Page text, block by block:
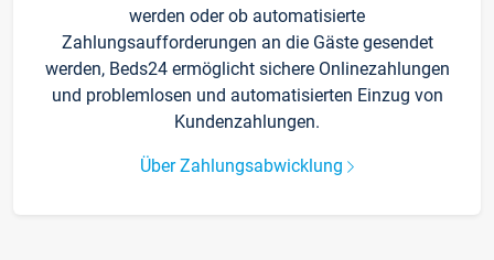
werden oder ob automatisierte
Zahlungsaufforderungen an die Gäste gesendet
werden, Beds24 ermöglicht sichere Onlinezahlungen
und problemlosen und automatisierten Einzug von
Kundenzahlungen.
Über Zahlungsabwicklung